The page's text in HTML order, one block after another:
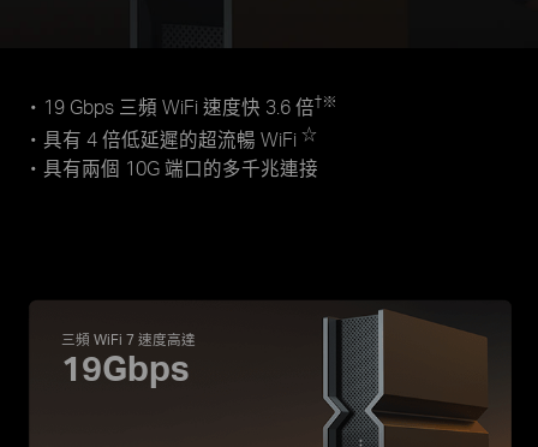
・19 Gbps 三頻 WiFi 速度快 3.6 倍†※
・具有 4 倍低延遲的超流暢 WiFi ☆
・具有兩個 10G 端口的多千兆連接
三頻 WiFi 7 速度高達
19Gbps